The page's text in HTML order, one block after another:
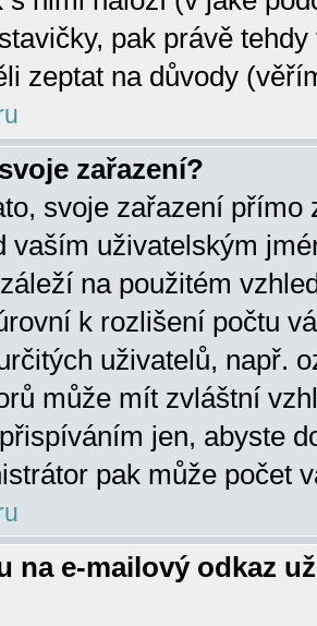
pak právě
zeptat na důvody
zařazení?
svoje zařazení přímo
vaším uživatelským
na použitém
k rozlišení počtu
uživatelů, např.
může mít zvláštní
jen, abyste
pak může počet
na e-mailový odkaz